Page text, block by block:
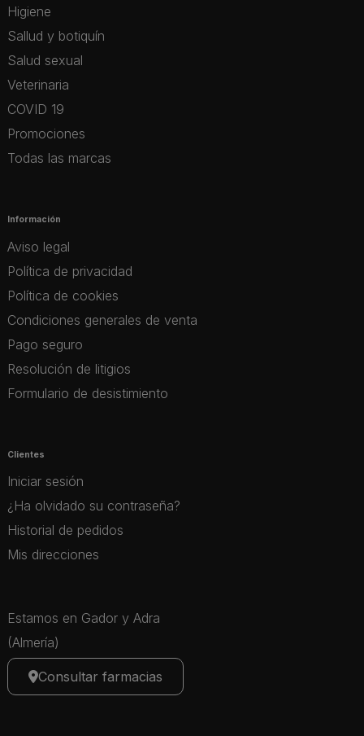
Higiene
Sallud y botiquín
Salud sexual
Veterinaria
COVID 19
Promociones
Todas las marcas
Información
Aviso legal
Política de privacidad
Política de cookies
Condiciones generales de venta
Pago seguro
Resolución de litigios
Formulario de desistimiento
Clientes
Iniciar sesión
¿Ha olvidado su contraseña?
Historial de pedidos
Mis direcciones
Estamos en Gador y Adra
(Almería)
Consultar farmacias